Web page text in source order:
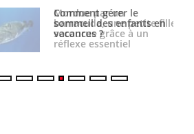
Comment gérer le
sommeil des enfants en
vacances ?